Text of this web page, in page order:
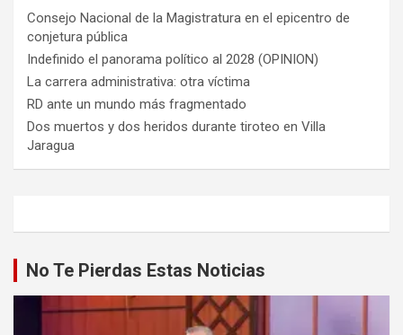
Consejo Nacional de la Magistratura en el epicentro de
conjetura pública
Indefinido el panorama político al 2028 (OPINION)
La carrera administrativa: otra víctima
RD ante un mundo más fragmentado
Dos muertos y dos heridos durante tiroteo en Villa
Jaragua
No Te Pierdas Estas Noticias